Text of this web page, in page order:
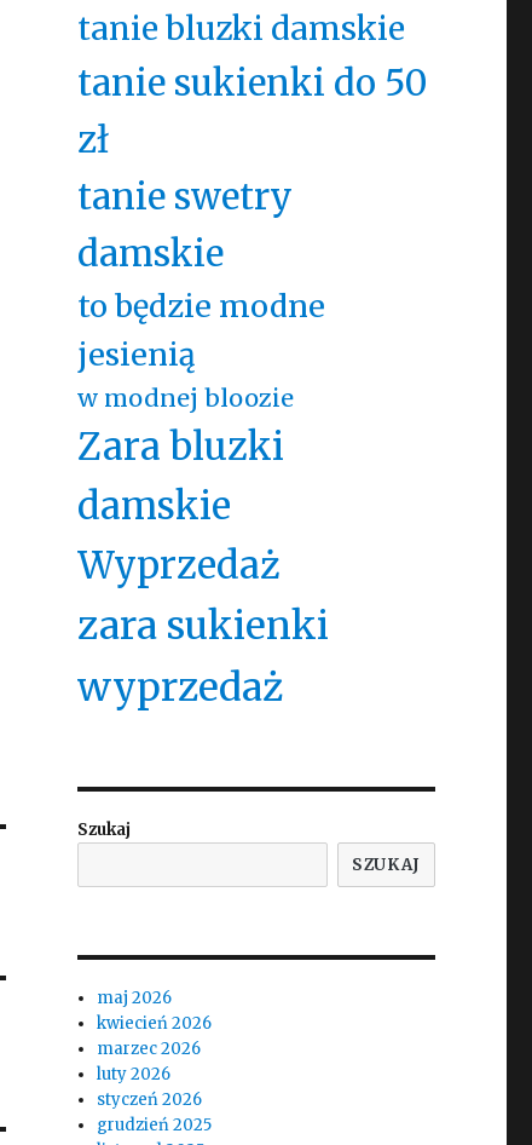
tanie bluzki damskie
tanie sukienki do 50
zł
tanie swetry
damskie
to będzie modne
jesienią
w modnej bloozie
Zara bluzki
damskie
Wyprzedaż
zara sukienki
wyprzedaż
Szukaj
SZUKAJ
maj 2026
kwiecień 2026
marzec 2026
luty 2026
styczeń 2026
grudzień 2025